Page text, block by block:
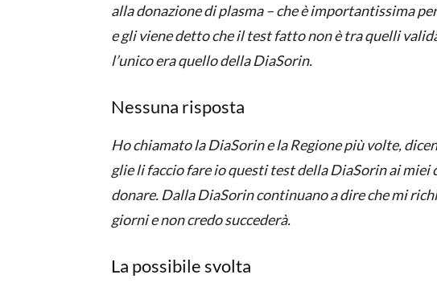
alla donazione di plasma – che è importantissima
e gli viene detto che il test fatto non è tra quelli
l’unico era quello della DiaSorin.
Nessuna risposta
Ho chiamato la DiaSorin e la Regione più volte,
glie li faccio fare io questi test della DiaSorin ai
donare. Dalla DiaSorin continuano a dire che mi
giorni e non credo succederà.
La possibile svolta